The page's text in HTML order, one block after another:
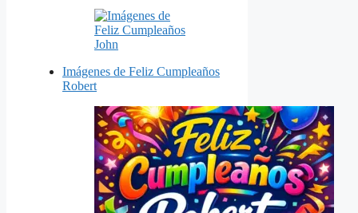
Imágenes de Feliz Cumpleaños
Robert